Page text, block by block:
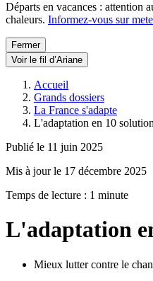
Départs en vacances : attention
chaleurs. Informez-vous sur
Fermer
Voir le fil d’Ariane
Accueil
Grands dossiers
La France s'adapte
L'adaptation en 10
Publié le 11 juin 2025
Mis à jour le 17 décembre 2025
Temps de lecture : 1 minute
L'adaptation
Mieux lutter contre le